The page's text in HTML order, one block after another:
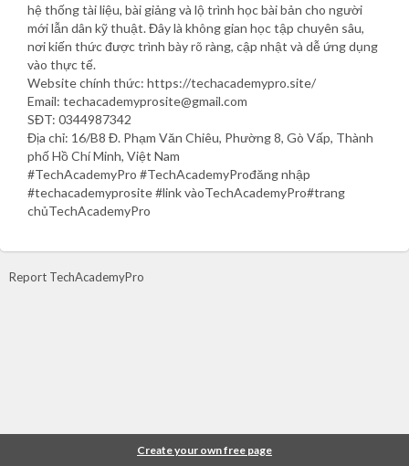
hệ thống tài liệu, bài giảng và lộ trình học bài bản cho người
mới lẫn dân kỹ thuật. Đây là không gian học tập chuyên sâu,
nơi kiến thức được trình bày rõ ràng, cập nhật và dễ ứng dụng
vào thực tế.
Website chính thức: https://techacademypro.site/
Email: techacademyprosite@gmail.com
SĐT: 0344987342
Địa chỉ: 16/B8 Đ. Phạm Văn Chiêu, Phường 8, Gò Vấp, Thành
phố Hồ Chí Minh, Việt Nam
#TechAcademyPro #TechAcademyProđăng nhập
#techacademyprosite #link vàoTechAcademyPro#trang
chủTechAcademyPro
Report TechAcademyPro
Create your own free page